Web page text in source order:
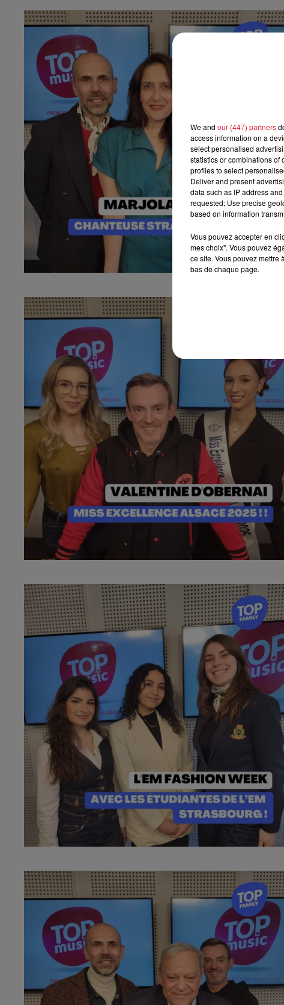
We and our (447) partners
access information on a
select personalised
statistics or combinations of
profiles to select
Deliver and present
data such as IP address
requested; Use precise
based on information
Vous pouvez accepter en
mes choix". Vous pouvez
ce site. Vous pouvez mettre
bas de chaque page.